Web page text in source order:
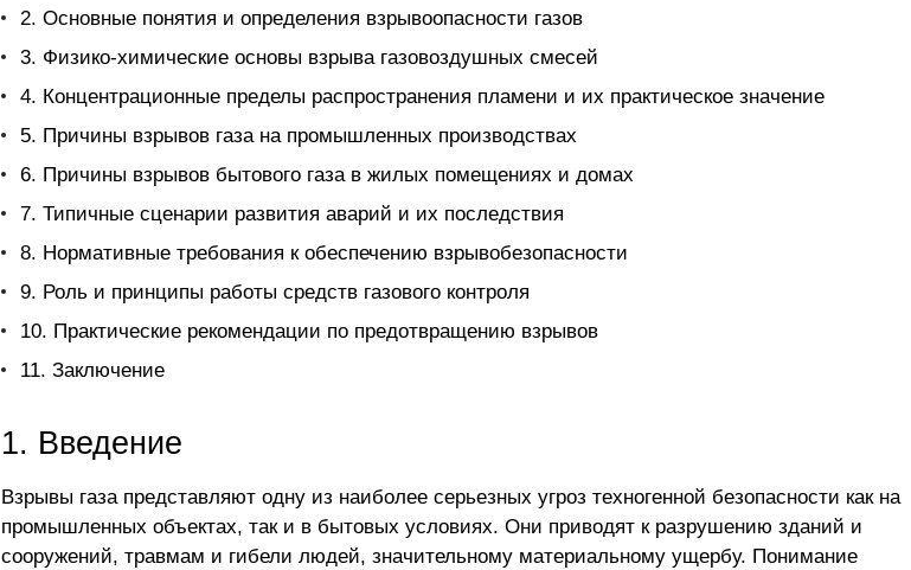
2. Основные понятия и определения взрывоопасности газов
3. Физико-химические основы взрыва газовоздушных смесей
4. Концентрационные пределы распространения пламени и их практическое значение
5. Причины взрывов газа на промышленных производствах
6. Причины взрывов бытового газа в жилых помещениях и домах
7. Типичные сценарии развития аварий и их последствия
8. Нормативные требования к обеспечению взрывобезопасности
9. Роль и принципы работы средств газового контроля
10. Практические рекомендации по предотвращению взрывов
11. Заключение
1. Введение
Взрывы газа представляют одну из наиболее серьезных угроз техногенной безопасности как на
промышленных объектах, так и в бытовых условиях. Они приводят к разрушению зданий и
сооружений, травмам и гибели людей, значительному материальному ущербу. Понимание